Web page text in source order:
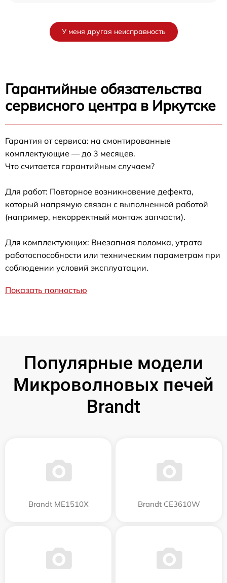
У меня другая неисправность
Гарантийные обязательства
сервисного центра в Иркутске
Гарантия от сервиса: на смонтированные
комплектующие — до 3 месяцев.
Что считается гарантийным случаем?
Для работ: Повторное возникновение дефекта,
который напрямую связан с выполненной работой
(например, некорректный монтаж запчасти).
Для комплектующих: Внезапная поломка, утрата
работоспособности или техническим параметрам при
соблюдении условий эксплуатации.
Показать полностью
Популярные модели
Микроволновых печей
Brandt
Brandt ME1510X Brandt CE3610W